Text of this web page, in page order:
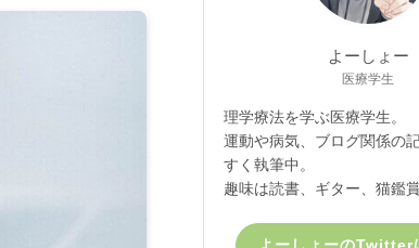
よーしょー
医療学生
理学療法を学ぶ医療学生。
運動や病気、ブログ関係の
すく執筆中。
趣味は読書、ギター、猫鑑